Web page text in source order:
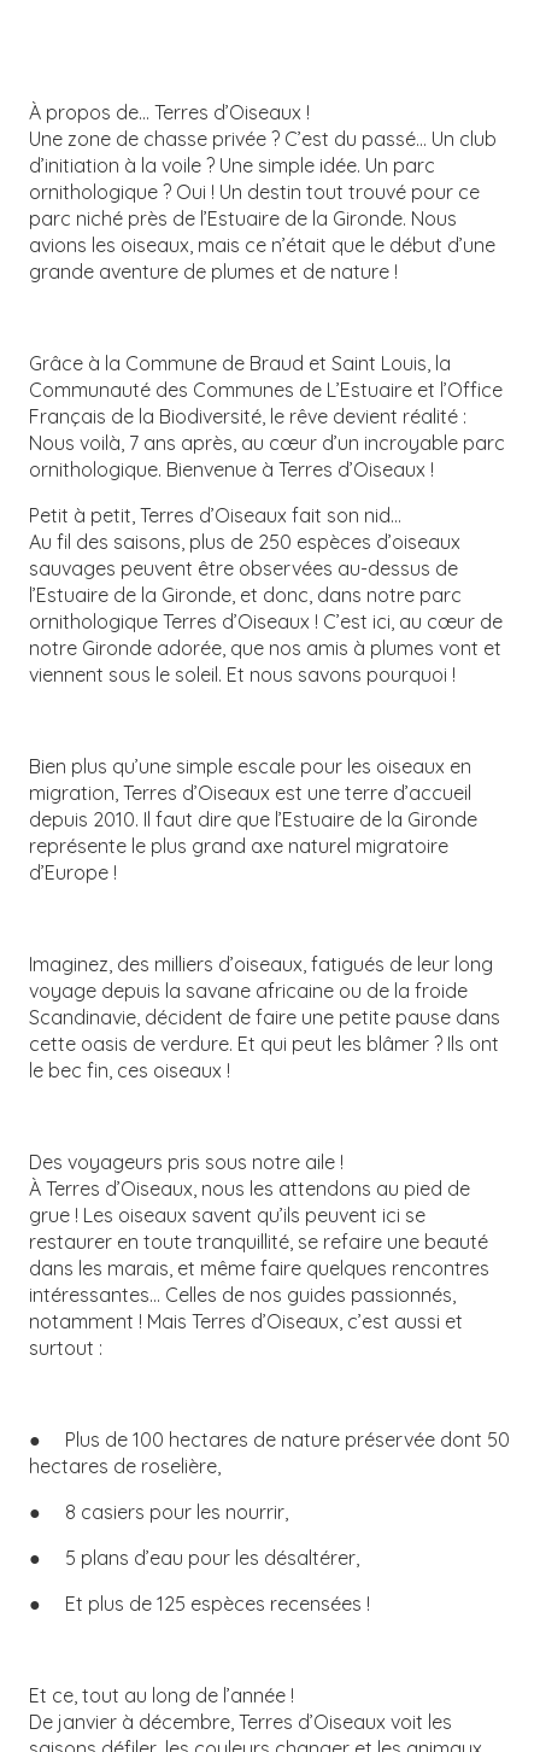
À propos de… Terres d’Oiseaux !
Une zone de chasse privée ? C’est du passé… Un club
d’initiation à la voile ? Une simple idée. Un parc
ornithologique ? Oui ! Un destin tout trouvé pour ce
parc niché près de l’Estuaire de la Gironde. Nous
avions les oiseaux, mais ce n’était que le début d’une
grande aventure de plumes et de nature !
Grâce à la Commune de Braud et Saint Louis, la
Communauté des Communes de L’Estuaire et l’Office
Français de la Biodiversité, le rêve devient réalité :
Nous voilà, 7 ans après, au cœur d’un incroyable parc
ornithologique. Bienvenue à Terres d’Oiseaux !
Petit à petit, Terres d’Oiseaux fait son nid…
Au fil des saisons, plus de 250 espèces d’oiseaux
sauvages peuvent être observées au-dessus de
l’Estuaire de la Gironde, et donc, dans notre parc
ornithologique Terres d’Oiseaux ! C’est ici, au cœur de
notre Gironde adorée, que nos amis à plumes vont et
viennent sous le soleil. Et nous savons pourquoi !
Bien plus qu’une simple escale pour les oiseaux en
migration, Terres d’Oiseaux est une terre d’accueil
depuis 2010. Il faut dire que l’Estuaire de la Gironde
représente le plus grand axe naturel migratoire
d’Europe !
Imaginez, des milliers d’oiseaux, fatigués de leur long
voyage depuis la savane africaine ou de la froide
Scandinavie, décident de faire une petite pause dans
cette oasis de verdure. Et qui peut les blâmer ? Ils ont
le bec fin, ces oiseaux !
Des voyageurs pris sous notre aile !
À Terres d’Oiseaux, nous les attendons au pied de
grue ! Les oiseaux savent qu’ils peuvent ici se
restaurer en toute tranquillité, se refaire une beauté
dans les marais, et même faire quelques rencontres
intéressantes… Celles de nos guides passionnés,
notamment ! Mais Terres d’Oiseaux, c’est aussi et
surtout :
● Plus de 100 hectares de nature préservée dont 50
hectares de roselière,
● 8 casiers pour les nourrir,
● 5 plans d’eau pour les désaltérer,
● Et plus de 125 espèces recensées !
Et ce, tout au long de l’année !
De janvier à décembre, Terres d’Oiseaux voit les